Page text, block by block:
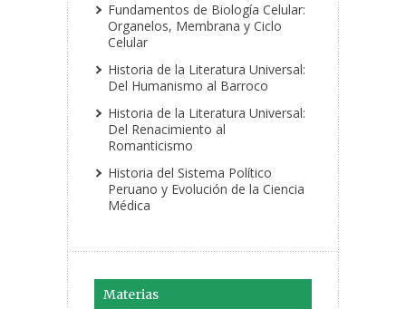
Fundamentos de Biología Celular:
Organelos, Membrana y Ciclo
Celular
Historia de la Literatura Universal:
Del Humanismo al Barroco
Historia de la Literatura Universal:
Del Renacimiento al
Romanticismo
Historia del Sistema Político
Peruano y Evolución de la Ciencia
Médica
Materias